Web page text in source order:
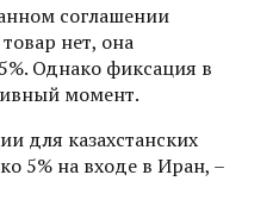
соглашении
нет, она
Однако фиксация в
момент.
для казахстанских
5% на входе в Иран, –